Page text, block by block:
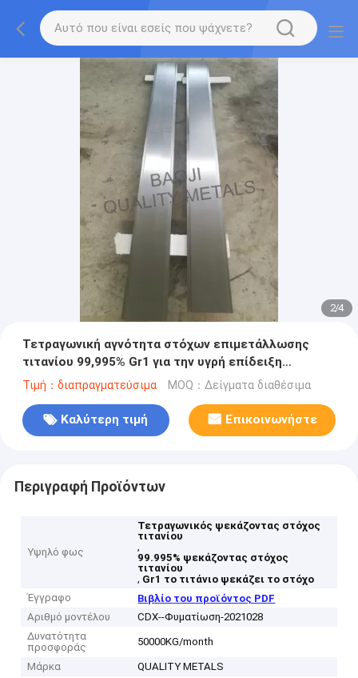
2/4
Τετραγωνική αγνότητα στόχων επιμετάλλωσης
τιτανίου 99,995% Gr1 για την υγρή επίδειξη
κρυστάλλου
Τιμή：διαπραγματεύσιμα MOQ：Δείγματα διαθέσιμα
Καλύτερη τιμή Επικοινωνήστε
Περιγραφή Προϊόντων
Υψηλό φως
Τετραγωνικός ψεκάζοντας στόχος
τιτανίου
,
99.995% ψεκάζοντας στόχος
τιτανίου
, Gr1 το τιτάνιο ψεκάζει το στόχο
Έγγραφο
Βιβλίο του προϊόντος PDF
Αριθμό μοντέλου
CDX--Φυματίωση-2021028
Δυνατότητα
προσφοράς
50000KG/month
Μάρκα
QUALITY METALS